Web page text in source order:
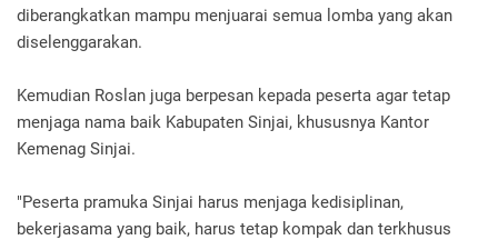
diberangkatkan mampu menjuarai semua lomba yang akan
diselenggarakan.
Kemudian Roslan juga berpesan kepada peserta agar tetap
menjaga nama baik Kabupaten Sinjai, khususnya Kantor
Kemenag Sinjai.
"Peserta pramuka Sinjai harus menjaga kedisiplinan,
bekerjasama yang baik, harus tetap kompak dan terkhusus